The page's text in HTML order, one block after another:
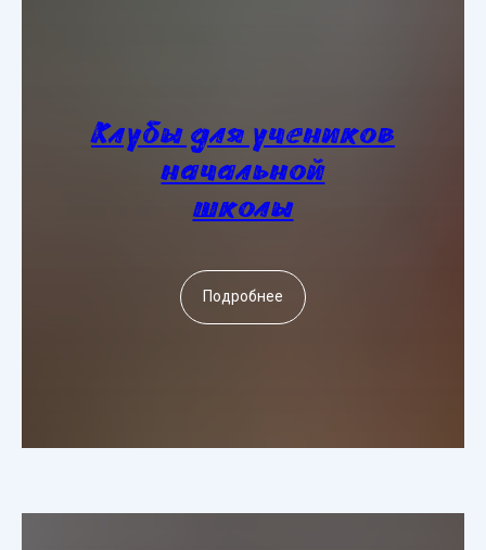
Клубы для учеников
начальной
школы
Подробнее